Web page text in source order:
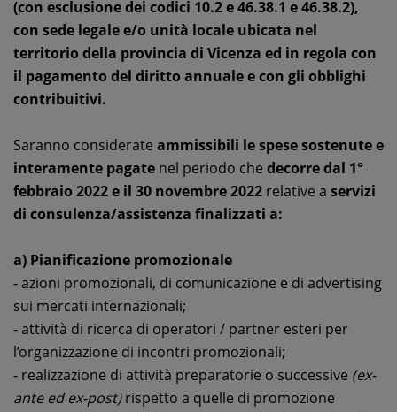
(con esclusione dei codici 10.2 e 46.38.1 e 46.38.2),
con sede legale e/o unità locale ubicata nel
territorio della provincia di Vicenza ed in regola con
il pagamento del diritto annuale e con gli obblighi
contribuitivi.
Saranno considerate ammissibili le spese sostenute e
interamente pagate nel periodo che decorre dal 1°
febbraio 2022 e il 30 novembre 2022 relative a servizi
di consulenza/assistenza finalizzati a:
a) Pianificazione promozionale
- azioni promozionali, di comunicazione e di advertising
sui mercati internazionali;
- attività di ricerca di operatori / partner esteri per
l’organizzazione di incontri promozionali;
- realizzazione di attività preparatorie o successive (ex-
ante ed ex-post)rispetto a quelle di promozione